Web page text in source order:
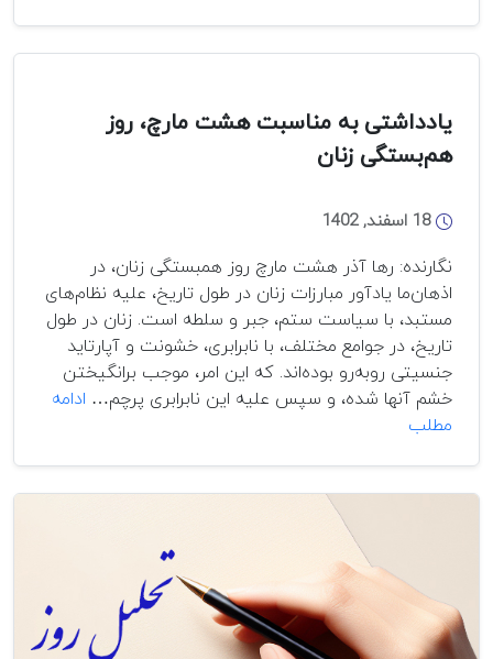
روز
علیه
تبعیض
جنسیتی
و
نابرابری
یادداشتی به مناسبت هشت مارچ، روز
هم‌بستگی زنان
18 اسفند, 1402
نگارنده: رها آذر هشت مارچ روز همبستگی زنان، در
اذهان‌ما یادآور مبارزات زنان در طول تاریخ، علیه نظام‌های
مستبد، با سیاست‌ ستم، جبر و سلطه‌ است. زنان در طول
تاریخ، در جوامع مختلف، با نابرابری، خشونت و آپارتاید
جنسیتی روبه‌رو‌ بوده‌اند. که این امر، موجب برانگیختن
خشم آنها شده، و سپس علیه این نابرابری پرچم… ادامه
مطلب
هم‌بستگی